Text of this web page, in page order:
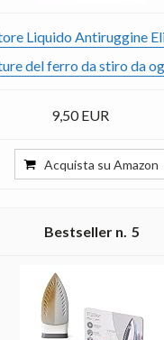
Liquido Antiruggine
del ferro da stiro da
9,50 EUR
Acquista su Amazon
5